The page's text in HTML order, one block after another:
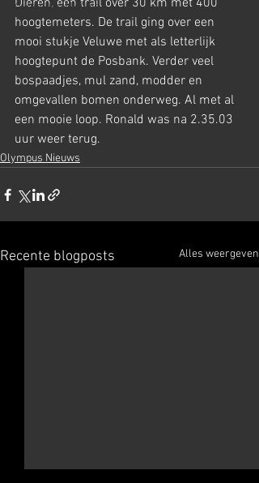
Kuilenloop Nieuws
Dieren, een trail over 30 km met 400
hoogtemeters. De trail ging over een
mooi stukje Veluwe met als letterlijk
hoogtepunt de Posbank. Verder veel
bospaadjes, mul zand, modder en
omgevallen bomen onderweg. Al met al
een mooie loop. Ronald was na 2.35.03
uur weer terug.
Olympus Nieuws
Recente blogposts Alles weergeven